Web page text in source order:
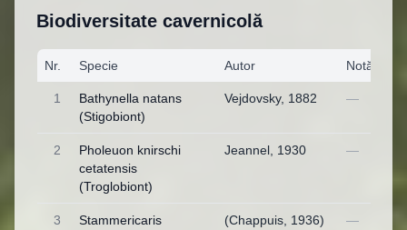
Biodiversitate cavernicolă
Nr. Specie Autor Notă
1
Bathynella natans
(Stigobiont)
Vejdovsky, 1882 —
2
Pholeuon knirschi
cetatensis
(Troglobiont)
Jeannel, 1930 —
3
Stammericaris
(Chappuis, 1936) —